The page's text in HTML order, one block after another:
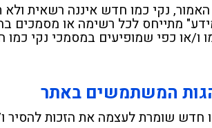
נקי כמו חדש איננה רשאית
מתייחס לכל רשימה או מסמכים
ו/או כפי שמופיעים במסמכי נקי
המשתמשים באתר
חדש שומרת לעצמה את הזכות להסיר